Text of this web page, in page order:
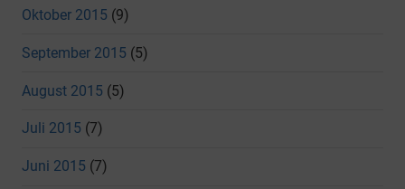
Oktober 2015 (9)
September 2015 (5)
August 2015 (5)
Juli 2015 (7)
Juni 2015 (7)